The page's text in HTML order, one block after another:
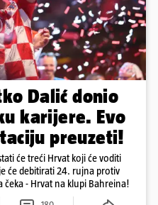
Dalić donio
karijere. Evo
preuzeti!
će treći Hrvat koji će voditi
će debitirati 24. rujna protiv
čeka - Hrvat na klupi Bahreina!